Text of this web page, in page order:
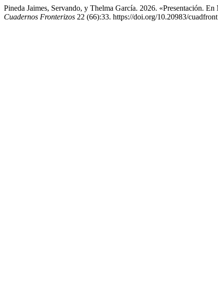
Pineda Jaimes, Servando, y Thelma García. 2026. «Presentación.
Cuadernos Fronterizos 22 (66):33. https://doi.org/10.20983/